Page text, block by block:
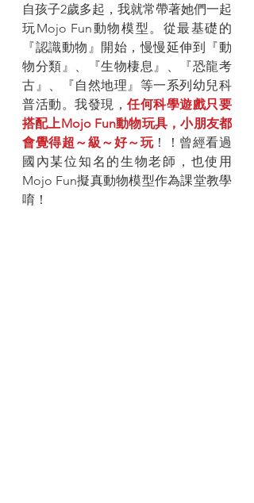
自孩子2歲多起，我就常帶著她們一起
玩Mojo Fun動物模型。從最基礎的
『認識動物』開始，慢慢延伸到『動
物分類』、『生物棲息』、『恐龍考
古』、『自然地理』等一系列幼兒科
普活動。我發現，任何科學遊戲只要
搭配上Mojo Fun動物玩具，小朋友都
會覺得超～級～好～玩！！曾經看過
國內某位知名的生物老師，也使用
Mojo Fun擬真動物模型作為課堂教學
唷！